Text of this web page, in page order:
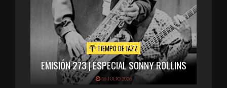
TIEMPO DE JAZZ
EMISIÓN 273 | ESPECIAL SONNY ROLLINS
16 JULIO 2026